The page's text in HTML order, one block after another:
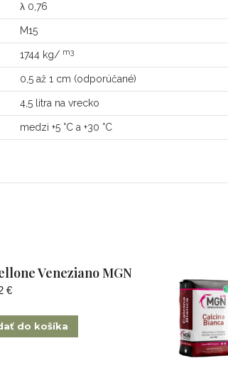
λ 0,76
M15
1744 kg/ m3
0,5 až 1 cm (odporúčané)
4,5 litra na vrecko
medzi +5 °C a +30 °C
Veneziano MGN
€
do košíka